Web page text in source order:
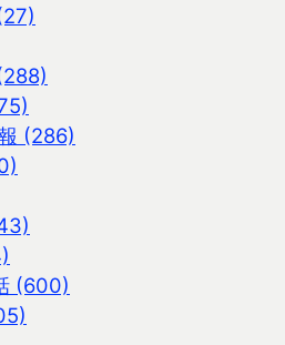
(286)
(600)